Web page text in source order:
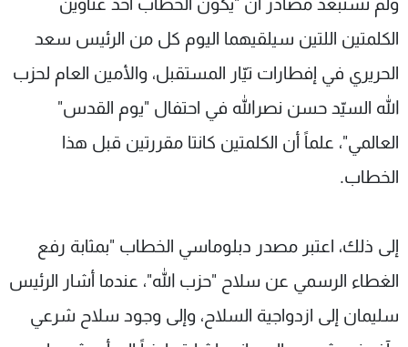
الكلمتين اللتين سيلقيهما اليوم كل من الرئيس سعد
الحريري في إفطارات تيّار المستقبل، والأمين العام لحزب
الله السيّد حسن نصرالله في احتفال "يوم القدس"
العالمي"، علماً أن الكلمتين كانتا مقررتين قبل هذا
الخطاب.
إلى ذلك، اعتبر مصدر دبلوماسي الخطاب "بمثابة رفع
الغطاء الرسمي عن سلاح "حزب الله"، عندما أشار الرئيس
سليمان إلى ازدواجية السلاح، وإلى وجود سلاح شرعي